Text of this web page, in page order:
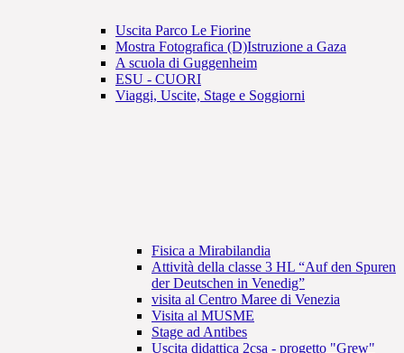
Uscita Parco Le Fiorine
Mostra Fotografica (D)Istruzione a Gaza
A scuola di Guggenheim
ESU - CUORI
Viaggi, Uscite, Stage e Soggiorni
Fisica a Mirabilandia
Attività della classe 3 HL “Auf den Spuren
der Deutschen in Venedig”
visita al Centro Maree di Venezia
Visita al MUSME
Stage ad Antibes
Uscita didattica 2csa - progetto "Grew"